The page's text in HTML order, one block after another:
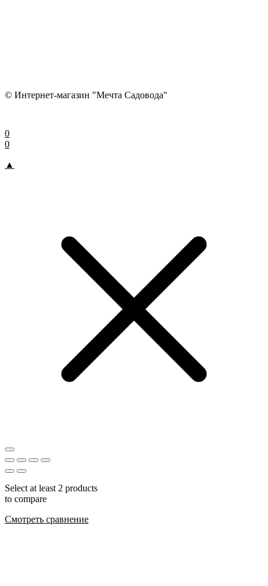
© Интернет-магазин "Мечта Садовода"
0
0
▲
Select at least 2 products
to compare
Смотреть сравнение